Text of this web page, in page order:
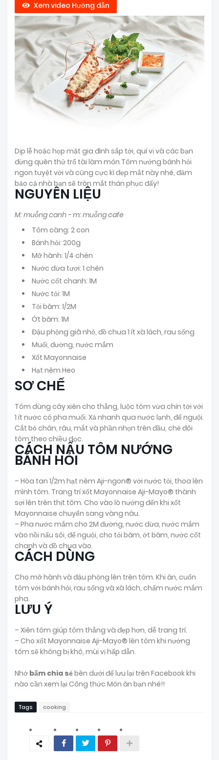
Xem video Hướng dẫn
Dịp lễ hoặc họp mặt gia đình sắp tới, quí vị và các bạn
đừng quên thử trổ tài làm món Tôm nướng bánh hỏi
ngon tuyệt vời và cũng cực kì đẹp mắt này nhé, đảm
bảo cả nhà bạn sẽ tròn mắt thán phục đấy!
NGUYÊN LIỆU
M: muỗng canh - m: muỗng cafe
Tôm càng: 2 con
Bánh hỏi: 200g
Mỡ hành: 1/4 chén
Nước dừa tươi: 1 chén
Nước cốt chanh: 1M
Nước tỏi: 1M
Tỏi băm: 1/2M
Ớt băm: 1M
Đậu phộng giã nhỏ, đồ chua 1 ít xà lách, rau sống
Muối, đường, nước mắm
Xốt Mayonnaise
Hạt nêm Heo
SƠ CHẾ
Tôm dùng cây xiên cho thẳng, luộc tôm vừa chín tới với
1 ít nước có pha muối. Xả nhanh qua nước lạnh, để nguội.
Cắt bỏ chân, râu, mắt và phần nhọn trên đầu, chẻ đôi
tôm theo chiều dọc.
CÁCH NẤU TÔM NƯỚNG
BÁNH HỎI
– Hòa tan 1/2m hạt nêm Aji-ngon® với nước tỏi, thoa lên
mình tôm. Trang trí xốt Mayonnaise Aji-Mayo® thành
sợi lên trên thịt tôm. Cho vào lò nướng đến khi xốt
Mayonnaise chuyển sang vàng nâu.
– Pha nước mắm cho 2M đường, nước dừa, nước mắm
vào nồi nấu sôi, để nguội, cho tỏi băm, ớt băm, nước cốt
chanh và đồ chua vào.
CÁCH DÙNG
Cho mỡ hành và đậu phộng lên trên tôm. Khi ăn, cuốn
tôm với bánh hỏi, rau sống và xà lách, chấm nước mắm
pha.
LƯU Ý
– Xiên tôm giúp tôm thẳng và đẹp hơn, dễ trang trí.
– Cho xốt Mayonnaise Aji-Mayo® lên tôm khi nướng
tôm sẽ không bị khô, mùi vị hấp dẫn.
Nhớ bấm chia sẻbên dưới để lưu lại trên Facebook khi
nào cần xem lại Công thức Món ăn bạn nhé!!
Tags cooking